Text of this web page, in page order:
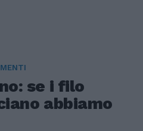
se i filo
abbiamo